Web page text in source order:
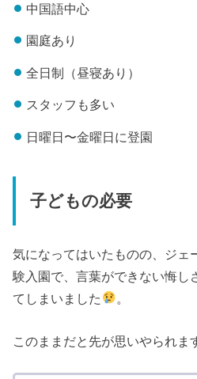
中国語中心
園庭あり
全日制（昼寝あり）
スタッフも多い
日曜日〜金曜日に登園
子どもの必要
気になってはいたものの、ジェ
験入園で、言葉ができない悔し
てしまいました
。
このままだと先が思いやられま